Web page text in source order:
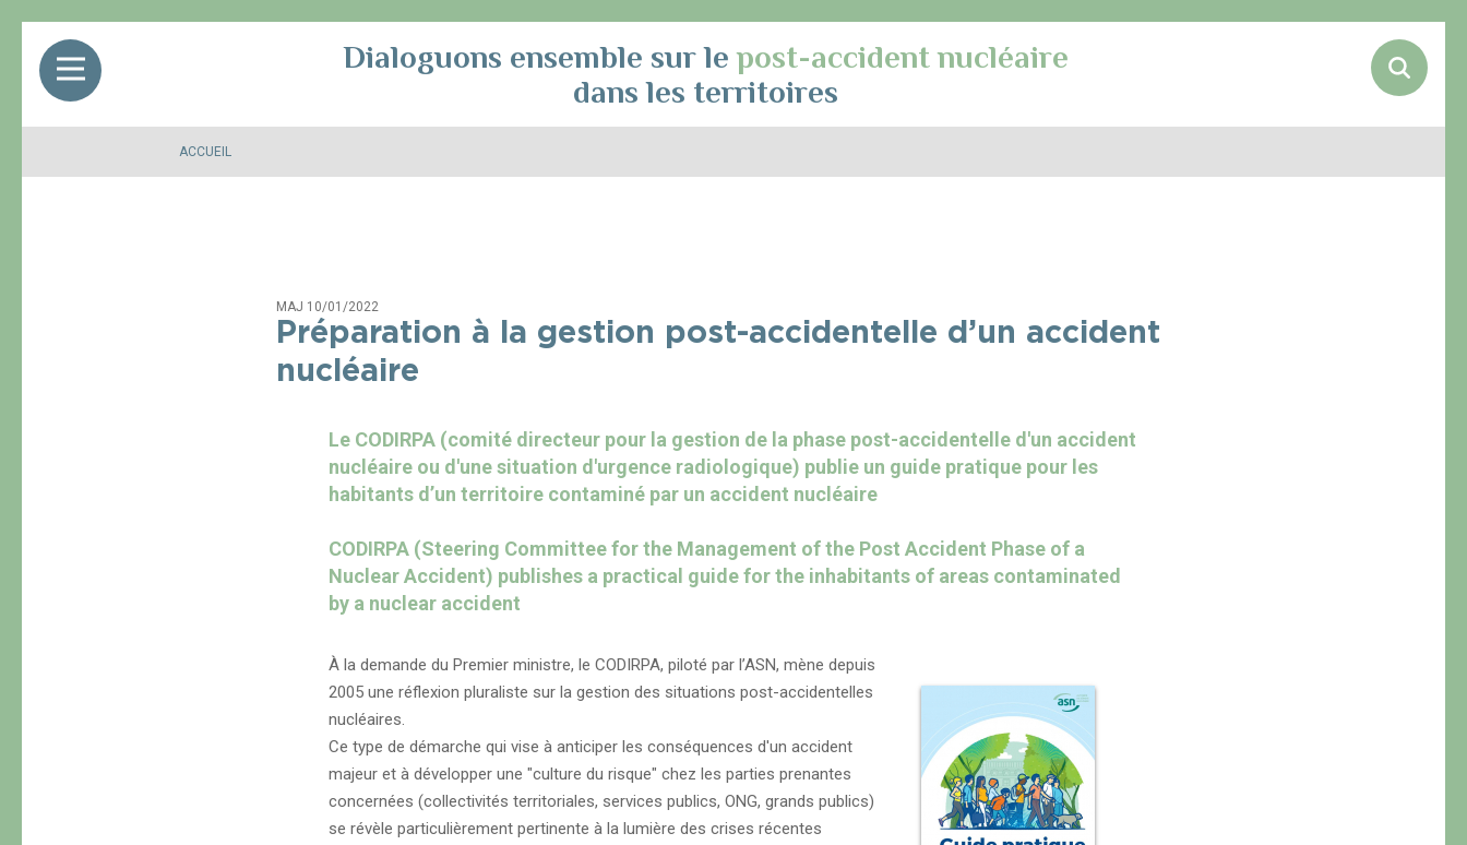
Dialoguons ensemble sur lepost-accident nucléaire
dans les territoires
ACCUEIL
MAJ 10/01/2022
Préparation à la gestion post-accidentelle d’un accident
nucléaire
Le CODIRPA (comité directeur pour la gestion de la phase post-accidentelle d'un accident
nucléaire ou d'une situation d'urgence radiologique) publie un guide pratique pour les
habitants d’un territoire contaminé par un accident nucléaire
CODIRPA (Steering Committee for the Management of the Post Accident Phase of a
Nuclear Accident) publishes a practical guide for the inhabitants of areas contaminated
by a nuclear accident
À la demande du Premier ministre, le CODIRPA, piloté par l’ASN, mène depuis
2005 une réflexion pluraliste sur la gestion des situations post-accidentelles
nucléaires.
Ce type de démarche qui vise à anticiper les conséquences d'un accident
majeur et à développer une "culture du risque" chez les parties prenantes
concernées (collectivités territoriales, services publics, ONG, grands publics)
se révèle particulièrement pertinente à la lumière des crises récentes